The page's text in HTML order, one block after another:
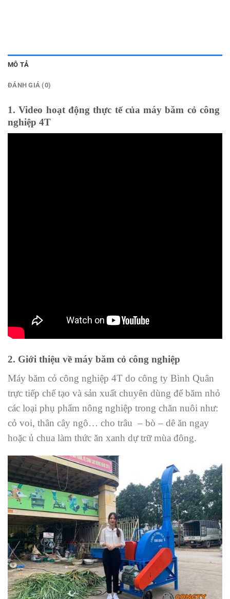
MÔ TẢ
ĐÁNH GIÁ (0)
1. Video hoạt động thực tế của máy băm cỏ công
nghiệp 4T
2. Giới thiệu về máy băm cỏ công nghiệp
Máy băm cỏ công nghiệp 4T do công ty Bình Quân
trực tiếp chế tạo và sản xuất chuyên dùng để băm nhỏ
các loại phụ phẩm nông nghiệp trong chăn nuôi như:
cỏ voi, thân cây ngô… cho trâu – bò – dê ăn ngay
hoặc ủ chua làm thức ăn xanh dự trữ mùa đông.